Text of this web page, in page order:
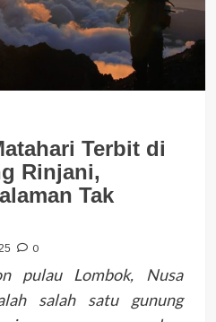
Terbit di
Rinjani,
Tak
0
pulau Lombok, Nusa
salah satu gunung